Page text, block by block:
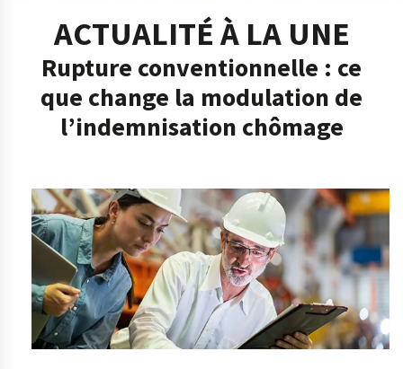
ACTUALITÉ À LA UNE
Rupture conventionnelle : ce
que change la modulation de
l’indemnisation chômage